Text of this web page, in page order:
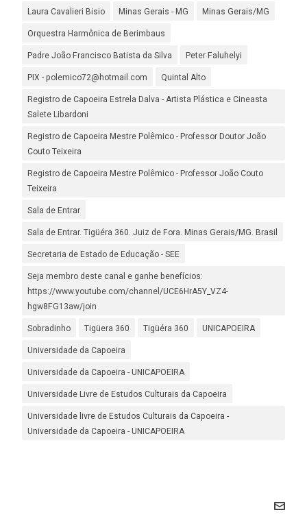
Laura Cavalieri Bisio Minas Gerais - MG Minas Gerais/MG
Orquestra Harmônica de Berimbaus
Padre João Francisco Batista da Silva Peter Faluhelyi
PIX - polemico72@hotmail.com Quintal Alto
Registro de Capoeira Estrela Dalva - Artista Plástica e Cineasta
Salete Libardoni
Registro de Capoeira Mestre Polêmico - Professor Doutor João
Couto Teixeira
Registro de Capoeira Mestre Polêmico - Professor João Couto
Teixeira
Sala de Entrar
Sala de Entrar. Tigüéra 360. Juiz de Fora. Minas Gerais/MG. Brasil
Secretaria de Estado de Educação - SEE
Seja membro deste canal e ganhe benefícios:
https://www.youtube.com/channel/UCE6HrA5Y_VZ4-
hgw8FG13aw/join
Sobradinho Tigüera 360 Tigüéra 360 UNICAPOEIRA
Universidade da Capoeira
Universidade da Capoeira - UNICAPOEIRA
Universidade Livre de Estudos Culturais da Capoeira
Universidade livre de Estudos Culturais da Capoeira -
Universidade da Capoeira - UNICAPOEIRA